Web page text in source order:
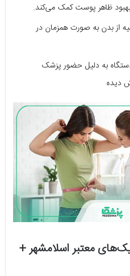
ظاهر پوست کمک می‌کند.
از بدن به صورت همزمان در
به دلیل حضور پزشک
دیده
معتبر اسلامشهر +